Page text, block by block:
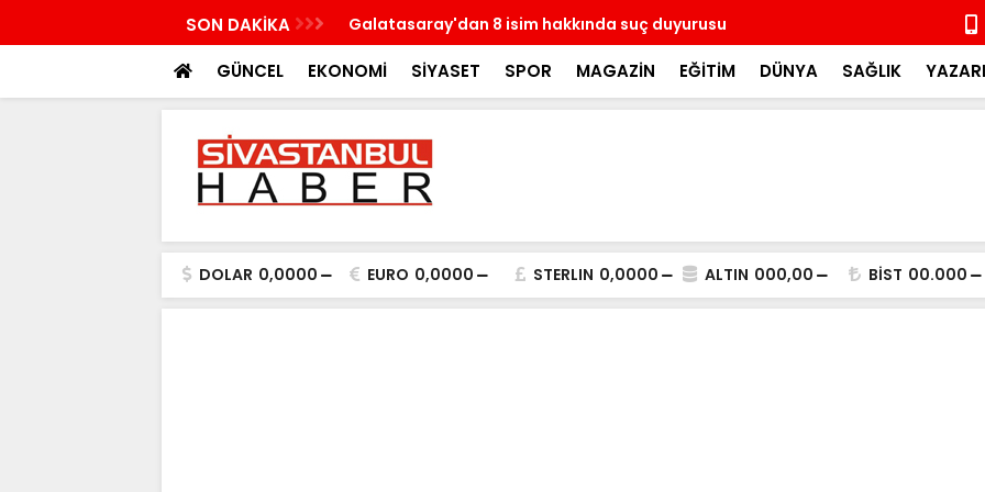
SON DAKİKA
çalışma ziyareti gerçekleştirecek Galatasaray'dan 8 isim hakkında suç duyurusu
14 ay
coşkulu
GÜNCEL EKONOMİ SİYASET SPOR MAGAZİN EĞİTİM DÜNYA SAĞLIK
DOLAR 0,0000 EURO 0,0000 STERLIN 0,0000 ALTIN 000,00 BİST 00.000